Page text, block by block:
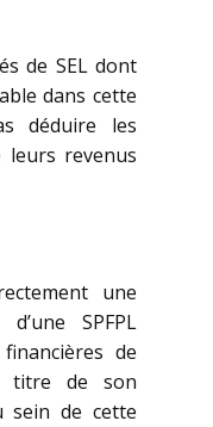
de SEL dont
dans cette
déduire les
leurs revenus
une
SPFPL
de
titre de son
sein de cette